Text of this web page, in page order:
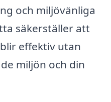
och miljövänliga
säkerställer att
effektiv utan
miljön och din